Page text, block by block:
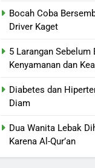
Bocah Coba
Driver Kaget
5 Larangan Sebelum
Kenyamanan dan
Diabetes dan
Diam
Dua Wanita Lebak
Karena Al-Qur’an